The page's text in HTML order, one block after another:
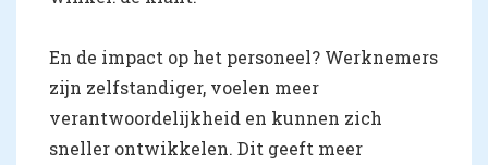
En de impact op het personeel? Werknemers
zijn zelfstandiger, voelen meer
verantwoordelijkheid en kunnen zich
sneller ontwikkelen. Dit geeft meer